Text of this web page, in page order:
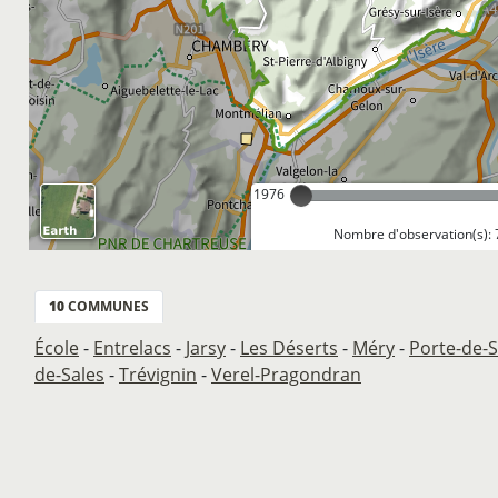
1976
Nombre d'observation(s):
10COMMUNES
École- Entrelacs - Jarsy- Les Déserts - Méry- Porte-de-
de-Sales -Trévignin -Verel-Pragondran